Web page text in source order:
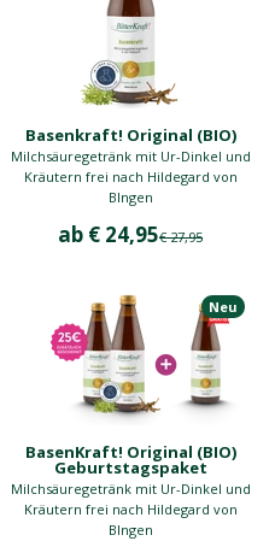
Basenkraft! Original (BIO)
Milchsäuregetränk mit Ur-Dinkel und
Kräutern frei nach Hildegard von
BIngen
Angebot
ab € 24,95Regulärer Preis
€ 27,95
Neu
BasenKraft! Original (BIO)
Geburtstagspaket
Milchsäuregetränk mit Ur-Dinkel und
Kräutern frei nach Hildegard von
BIngen